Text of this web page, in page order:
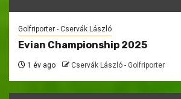
Golfriporter - Cservák László
Evian Championship 2025
1 év ago Cservák László - Golfriporter